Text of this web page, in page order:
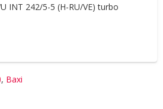
INT 242/5-5 (H-RU/VE) turbo
, Baxi